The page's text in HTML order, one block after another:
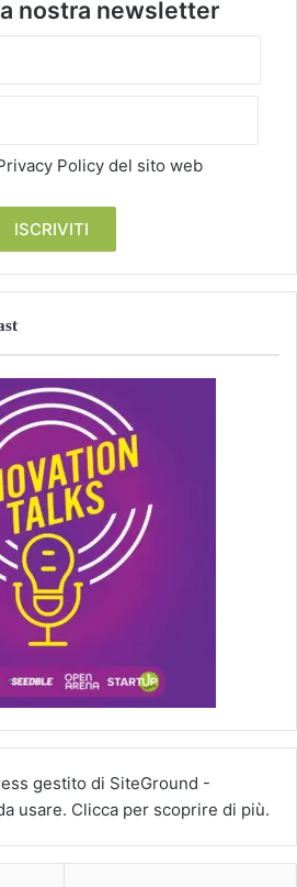
nostra newsletter
Policy del sito web